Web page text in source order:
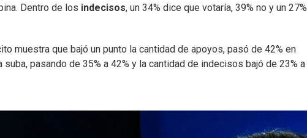
Dentro de los indecisos, un 34% dice que votaría, 39% no y un 27%
muestra que bajó un punto la cantidad de apoyos, pasó de 42% en
pasando de 35% a 42% y la cantidad de indecisos bajó de 23% a